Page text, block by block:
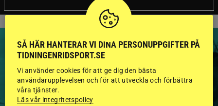
HINGSTAR ONLINE
SÅ HÄR HANTERAR VI DINA PERSONUPPGIFTER PÅ
TIDNINGENRIDSPORT.SE
Vi använder cookies för att ge dig den bästa
användarupplevelsen och för att utveckla och förbättra
våra tjänster.
Läs vår integritetspolicy